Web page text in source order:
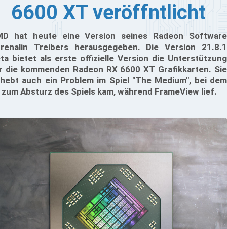
6600 XT veröffntlicht
hat heute eine Version seines Radeon Software
Treibers herausgegeben. Die Version 21.8.1
bietet als erste offizielle Version die Unterstützung
die kommenden Radeon RX 6600 XT Grafikkarten. Sie
auch ein Problem im Spiel "The Medium", bei dem
Absturz des Spiels kam, während FrameView lief.